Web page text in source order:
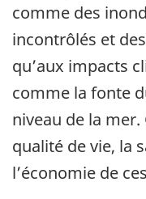
comme des
incontrôlés et
qu’aux impacts
comme la fonte
niveau de la
qualité de vie, la
l’économie de